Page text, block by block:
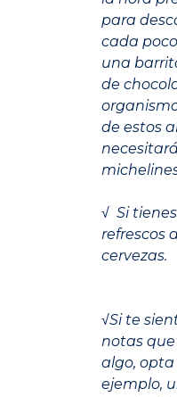
para
cada
una
de
de estos
√ Si
refrescos
cervezas.
√Si te
notas
algo,
ejemplo,